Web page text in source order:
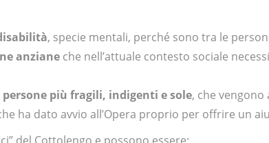
, specie mentali, perché sono tra le
anziane che nell’attuale contesto sociale
persone più fragili, indigenti e sole, che vengono
ha dato avvio all’Opera proprio per offrire un